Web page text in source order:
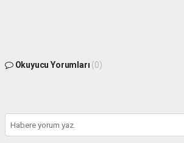
Okuyucu Yorumları (0)